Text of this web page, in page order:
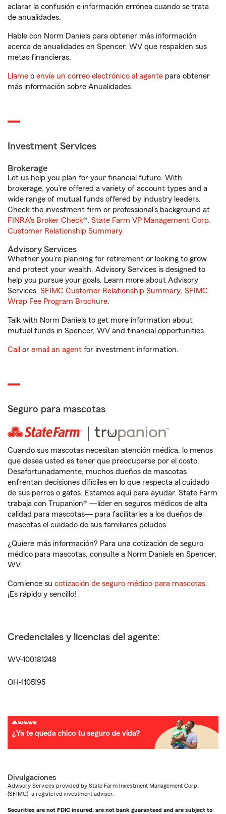
aclarar la confusión e información errónea cuando se trata
de anualidades.
Hable con Norm Daniels para obtener más información
acerca de anualidades en Spencer, WV que respalden sus
metas financieras.
Llame o envíe un correo electrónico al agente para obtener
más información sobre Anualidades.
Investment Services
Brokerage
Let us help you plan for your financial future. With
brokerage, you’re offered a variety of account types and a
wide range of mutual funds offered by industry leaders.
Check the investment firm or professional’s background at
FINRA's Broker Check®. State Farm VP Management Corp.
Customer Relationship Summary
Advisory Services
Whether you’re planning for retirement or looking to grow
and protect your wealth, Advisory Services is designed to
help you pursue your goals. Learn more about Advisory
Services. SFIMC Customer Relationship Summary, SFIMC
Wrap Fee Program Brochure.
Talk with Norm Daniels to get more information about
mutual funds in Spencer, WV and financial opportunities.
Call or email an agent for investment information.
Seguro para mascotas
Cuando sus mascotas necesitan atención médica, lo menos
que desea usted es tener que preocuparse por el costo.
Desafortunadamente, muchos dueños de mascotas
enfrentan decisiones difíciles en lo que respecta al cuidado
de sus perros o gatos. Estamos aquí para ayudar. State Farm
trabaja con Trupanion® —líder en seguros médicos de alta
calidad para mascotas— para facilitarles a los dueños de
mascotas el cuidado de sus familiares peludos.
¿Quiere más información? Para una cotización de seguro
médico para mascotas, consulte a Norm Daniels en Spencer,
WV.
Comience su cotización de seguro médico para mascotas.
¡Es rápido y sencillo!
Credenciales y licencias del agente:
WV-100181248
OH-1105195
Divulgaciones
Advisory Services provided by State Farm Investment Management Corp.
(SFIMC), a registered investment adviser.
Securities are not FDIC insured, are not bank guaranteed and are subject to